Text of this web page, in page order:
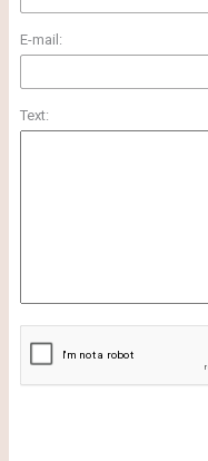
E-mail:
Text: